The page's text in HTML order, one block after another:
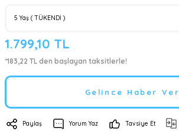
1.799,10 TL
*183,22 TL den başlayan taksitlerle!
Gelince Haber Ver
Paylaş Yorum Yaz Tavsiye Et